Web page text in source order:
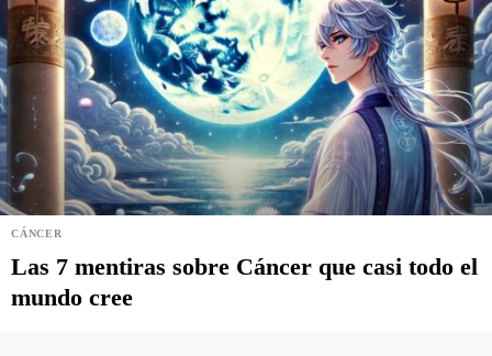
CÁNCER
Las 7 mentiras sobre Cáncer que casi todo el
mundo cree